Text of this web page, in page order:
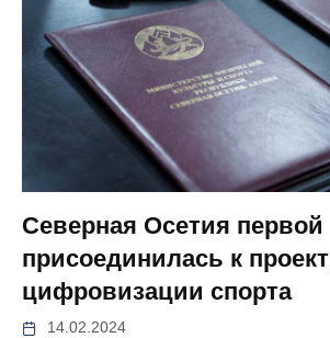
Северная Осетия первой
присоединилась к
цифровизации спорта
14.02.2024